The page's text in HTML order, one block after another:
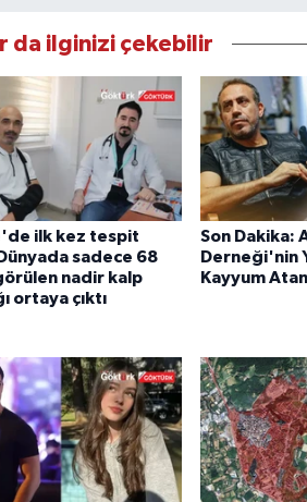
da ilginizi çekebilir
ilk kez tespit
sadece 68
nadir kalp
ortaya çıktı
Son Dakika:
Derneği'nin
Kayyum